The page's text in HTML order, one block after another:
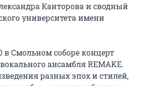
Канторова и сводный
университета имени
в Смольном соборе концерт
ансамбля REMAKE.
разных эпох и стилей,